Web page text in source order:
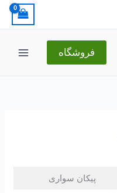
فروشگاه
پیکان سواری